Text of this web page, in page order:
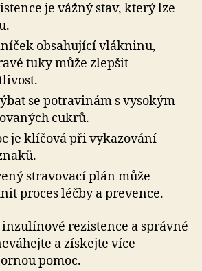
je vážný stav, který lze
obsahující vlákninu,
tuky může zlepšit
se potravinám s vysokým
cukrů.
je klíčová při vykazování
stravovací plán může
proces léčby a prevence.
inzulínové rezistence a správné
a získejte více
pomoc.